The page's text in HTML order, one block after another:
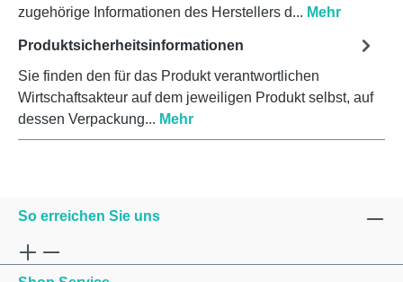
zugehörige Informationen des Herstellers d... Mehr
Produktsicherheitsinformationen
Sie finden den für das Produkt verantwortlichen
Wirtschaftsakteur auf dem jeweiligen Produkt selbst, auf
dessen Verpackung... Mehr
So erreichen Sie uns